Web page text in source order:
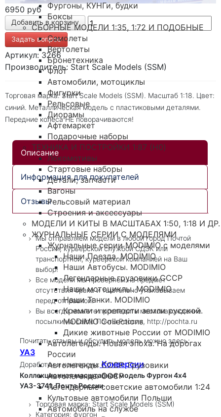
Фургоны, КУНГи, будки
Боксы
СБОРНЫЕ МОДЕЛИ 1:35, 1:72 И ПОДОБНЫЕ
Самолеты
Вертолеты
Бронетехника
Флот
Автомобили, мотоциклы
Фигурки
Рельсовые
Диорамы
Афтемаркет
Подарочные наборы
ТЕХНИКА И ПОСТРОЙКИ 1:87 (H0)
Локомотивы
Стартовые наборы
Детали, запчасти
Вагоны
Рельсовый материал
Строения и аксессуары
МОДЕЛИ И КИТЫ В МАСШТАБАХ 1:50, 1:18 И ДР.
ЖУРНАЛЬНЫЕ СЕРИИ С МОДЕЛЯМИ
Журнальные серии MODIMIO с моделями
Наши Поезда. MODIMIO
Наши Автобусы. MODIMIO
Легендарные грузовики СССР
Наши мотоциклы. MODIMIO
Наши Танки. MODIMIO
Кремли и крепости земли русской.
MODIMIO Collections
Дикие животные России от MODIMIO
Автолегенды. Новая эпоха. На дорогах
России
Автолегенды СССР. Грузовики
Автолегенды СССР
Легендарные советские автомобили 1:24
Культовые автомобили Польши
Автомобиль на службе
6950 руб
Задать вопрос
Артикул: 3266
Производитель: Start Scale Models (SSM)
Торговая марка: Start Scale Models (SSM). Масштаб 1:18. Цвет:
синий. Металлическая модель с пластиковыми деталями.
Передние колеса НЕ поворачиваются!
Описание
Информация для покупателей
Отзывы
Мы отправляем модели в любой город Почтой
России, курьерской службой СДЭК или
транспортной, курьерской компанией на Ваш
выбор!
Все модели мы проверяем на предмет
отсутствия брака и тщательно упаковываем
перед отправкой!
Вы всегда можете проследить местонахождение
посылки на сайте Почты России, http://pochta.ru
Почитать отзывы и обсудить модель можно здесь:
УАЗ
Доработки и конверсии: Конверсии
Коллекционная масштабная модель Фургон 4х4
УАЗ-3741, Почта России
Торговая марка: Start Scale Models (SSM)
Категория: фургон